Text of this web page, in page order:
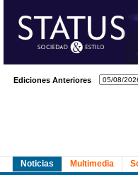
Ediciones Anteriores
Noticias
Multimedia